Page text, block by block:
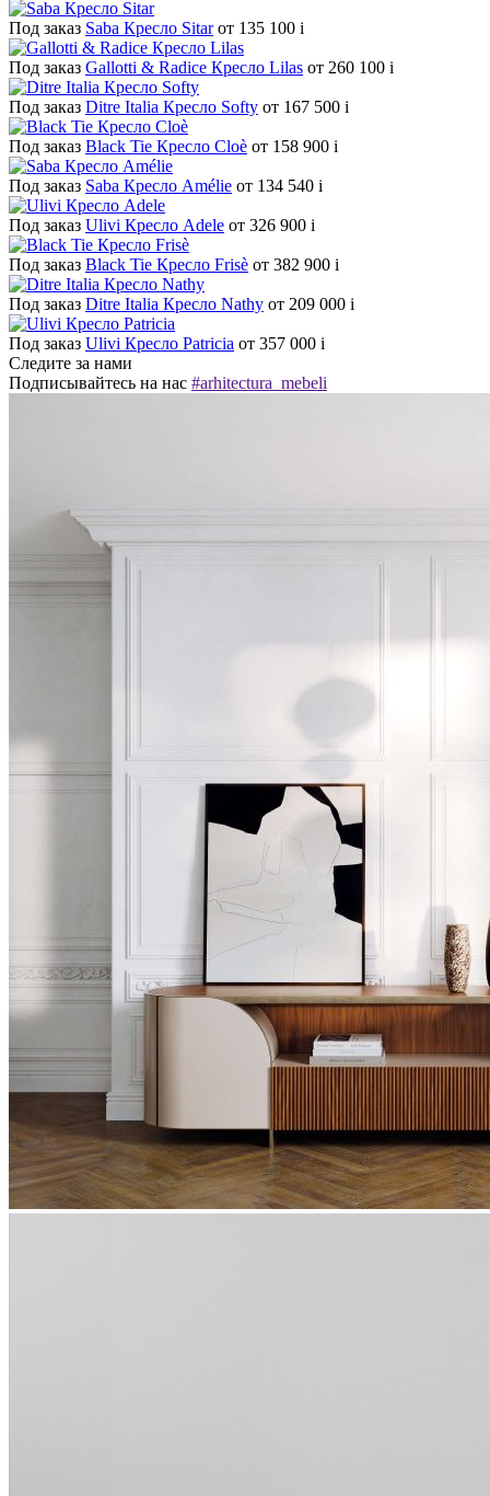
Под заказ Saba Кресло Sitar от 135 100 i
Под заказ Gallotti & Radice Кресло Lilas от 260 100 i
Под заказ Ditre Italia Кресло Softy от 167 500 i
Под заказ Black Tie Кресло Cloè от 158 900 i
Под заказ Saba Кресло Amélie от 134 540 i
Под заказ Ulivi Кресло Adele от 326 900 i
Под заказ Black Tie Кресло Frisè от 382 900 i
Под заказ Ditre Italia Кресло Nathy от 209 000 i
Под заказ Ulivi Кресло Patricia от 357 000 i
Следите за нами
Подписывайтесь на нас #arhitectura_mebeli